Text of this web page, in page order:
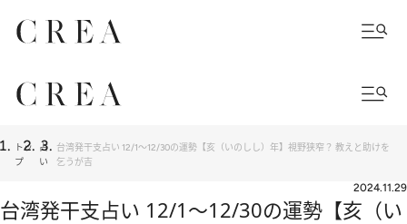
トッ
プ
占
い
台湾発干支占い 12/1～12/30の運勢【亥（いのしし）年】視野狭窄？ 教えと助けを
乞うが吉
2024.11.29
台湾発干支占い 12/1～12/30の運勢【亥（い